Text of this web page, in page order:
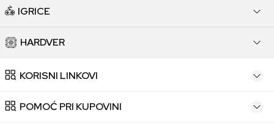
IGRICE
HARDVER
KORISNI LINKOVI
POMOĆ PRI KUPOVINI